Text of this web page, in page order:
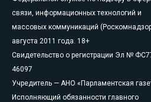
связи, информационных технологий и
массовых коммуникаций
августа 2011 года. 18+
Свидетельство о регистрации Эл №
46097
Учредитель — АНО «Парламентская
Исполняющий обязанности главного